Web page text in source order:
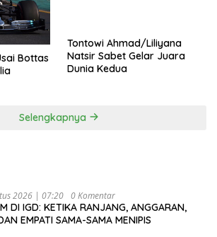
Bottas
Tontowi Ahmad/Liliyana
Natsir Sabet Gelar Juara
Dunia Kedua
Selengkapnya
2026 | 07:20 0 Komentar
DI IGD: KETIKA RANJANG, ANGGARAN,
EMPATI SAMA-SAMA MENIPIS